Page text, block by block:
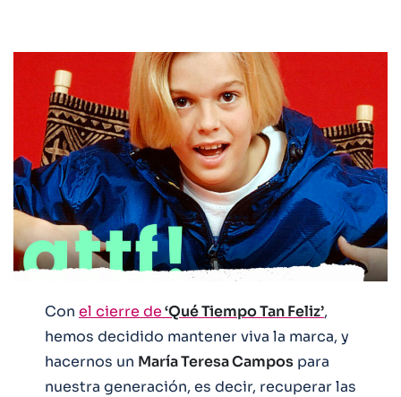
Con el cierre de‘Qué Tiempo Tan Feliz’,
hemos decidido mantener viva la marca, y
hacernos un María Teresa Campos para
nuestra generación, es decir, recuperar las